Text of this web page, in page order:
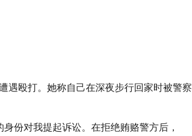
遇殴打。她称自己在深夜步行回家时被警察
份对我提起诉讼。在拒绝贿赂警方后，